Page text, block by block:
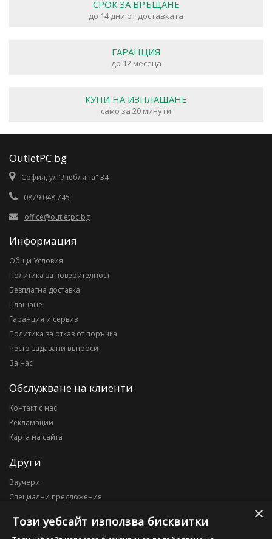
СРОК ЗА ВРЪЩАНЕ
до 14 дни от доставката
ГАРАНЦИЯ
до 12 месеца
КУПИ НА ИЗПЛАЩАНЕ
само за 20 минути
OutletPC.bg
София, ул."Любляна" 34
0879 048 745
office@outletpc.bg
Информация
Общи Условия
Политика за поверителност
Безплатна доставка
Плащане
Гаранция и сервиз
Политика за отказ от поръчка
Често задавани въпроси
За нас
Обслужване на клиенти
Контакт с нас
Рекламации
Карта на сайта
Други
Ваучери
Специални предложения
×
Този уебсайт използва бисквитки